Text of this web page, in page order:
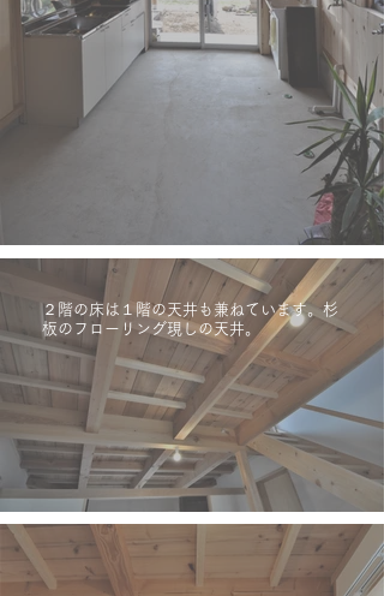
２階の床は１階の天井も兼ねています。杉
板のフローリング現しの天井。